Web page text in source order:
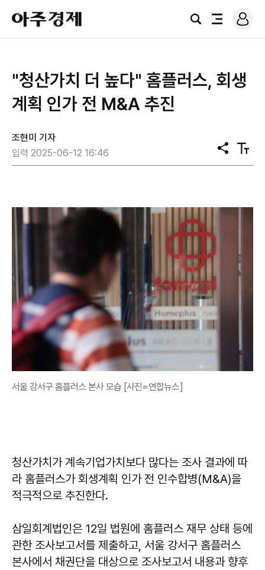
아
주
경
검
전
로
그
"청산가치 더 높다" 홈플러스, 회생
계획 인가 전 M&A 추진
조현미 기자
입력 2025-06-12 16:46
공
유
텍
스
서울 강서구 홈플러스 본사 모습 [사진=연합뉴스]
청산가치가 계속기업가치보다 많다는 조사 결과에 따
라 홈플러스가 회생계획 인가 전 인수합병(M&A)을
적극적으로 추진한다.
삼일회계법인은 12일 법원에 홈플러스 재무 상태 등에
관한 조사보고서를 제출하고, 서울 강서구 홈플러스
본사에서 채권단을 대상으로 조사보고서 내용과 향후